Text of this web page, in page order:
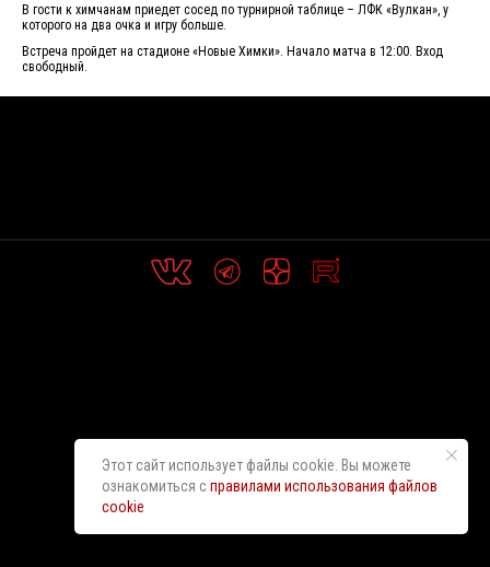
В гости к химчанам приедет сосед по турнирной таблице – ЛФК «Вулкан», у
которого на два очка и игру больше.
Встреча пройдет на стадионе «Новые Химки». Начало матча в 12:00. Вход
свободный.
Этот сайт использует файлы cookie. Вы можете
ознакомиться справилами использования файлов
cookie